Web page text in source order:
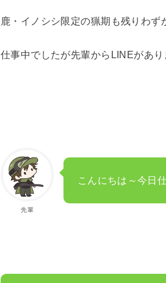
鹿・イノシシ限定の猟期も残りわず
仕事中でしたが先輩からLINEがあり
先輩
こんにちは～今日